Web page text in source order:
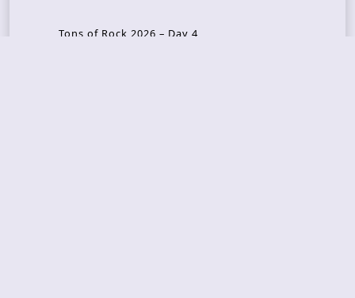
Tons of Rock 2026 – Day 4